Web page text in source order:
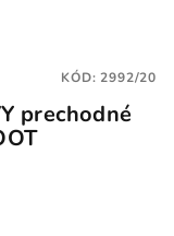
prechodné
KÓD:2992/20